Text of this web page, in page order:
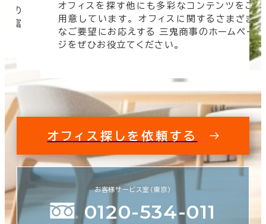
の
豊富
オフィスを探す他にも多彩なコンテンツをご
用意しています。 オフィスに関するさまざま
なご要望にお応えする 三鬼商事のホームペー
ジをぜひお役立てください。
オフィス探しを依頼する
お客様サービス室（東京）
0120-534-011